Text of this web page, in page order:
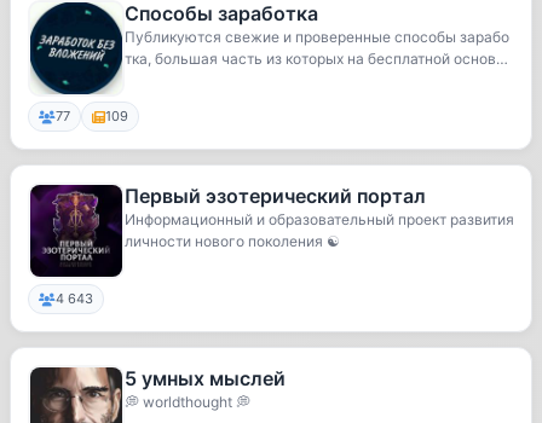
Способы заработка
Публикуются свежие и проверенные способы зарабо
тка, большая часть из которых на бесплатной основ
77 109
Первый эзотерический портал
Информационный и образовательный проект развития
личности нового поколения ☯️
4 643
5 умных мыслей
💭 worldthought 💭